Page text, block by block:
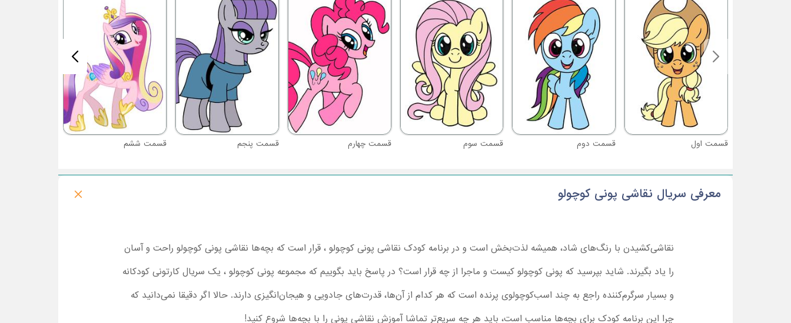
قسمت اول قسمت دوم قسمت سوم قسمت چهارم قسمت پنجم قسمت ششم
معرفی سریال نقاشی پونی کوچولو
نقاشی‌کشیدن با رنگ‌های شاد، همیشه لذت‌بخش است و در برنامه کودک نقاشی پونی کوچولو ، قرار است که بچه‌ها نقاشی پونی کوچولو راحت و آسان
را یاد بگیرند. شاید بپرسید که پونی کوچولو کیست و ماجرا از چه قرار است؟ در پاسخ باید بگوییم که مجموعه پونی کوچولو ، یک سریال کارتونی کودکانه
و بسیار سرگرم‌کننده راجع به چند اسب‌کوچولوی پرنده است که هر کدام از آن‌ها، قدرت‌های جادویی و هیجان‌انگیزی دارند. حالا اگر دقیقا نمی‌دانید که
چرا این برنامه کودک برای بچه‌ها مناسب است، باید هر چه سریع‌تر تماشا آموزش نقاشی پونی را با بچه‌ها شروع کنید!